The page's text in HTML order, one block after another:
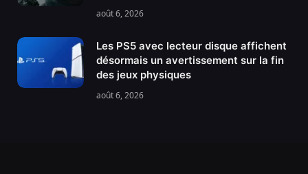
août 6, 2026
Les PS5 avec lecteur disque affichent
désormais un avertissement sur la fin
des jeux physiques
août 6, 2026